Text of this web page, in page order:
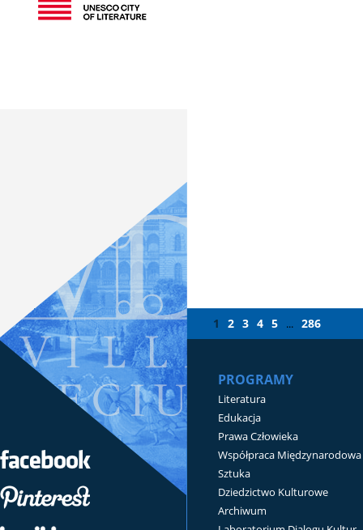
1 2 3 4 5 ... 286
PROGRAMY
Literatura
Edukacja
Prawa Człowieka
Współpraca Międzynarodowa
Sztuka
Dziedzictwo Kulturowe
Archiwum